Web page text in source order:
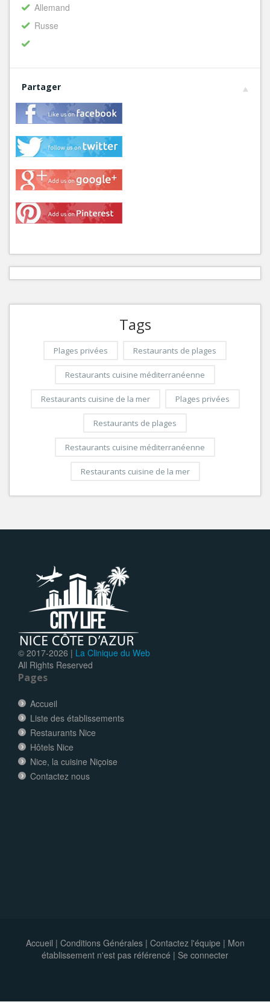
Allemand
Russe
Partager
Tags
Plages privées Restaurants de plages
Restaurants cuisine méditerranéenne
Restaurants cuisine de la mer Plages privées
Restaurants de plages
Restaurants cuisine méditerranéenne
Restaurants cuisine de la mer
© 2017-2026 | La Clinique du Web
All Rights Reserved
Pages
Accueil
Liste des établissements
Restaurants Nice
Hôtels Nice
Nice, la cuisine Niçoise
Contactez nous
Accueil | Conditions Générales| Contactez l'équipe | Mon
établissement n'est pas référencé | Se connecter